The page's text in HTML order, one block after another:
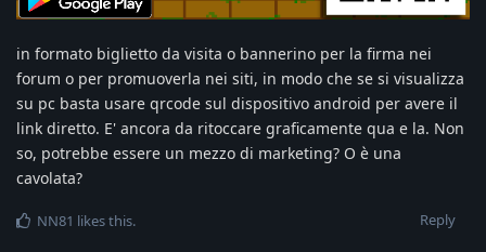
in formato biglietto da visita o bannerino per la firma nei
forum o per promuoverla nei siti, in modo che se si visualizza
su pc basta usare qrcode sul dispositivo android per avere il
link diretto. E' ancora da ritoccare graficamente qua e la. Non
so, potrebbe essere un mezzo di marketing? O è una
cavolata?
Reply
NN81 likes this.